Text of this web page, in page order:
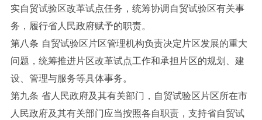
实自贸试验区改革试点任务，统筹协调自贸试验区有关事
务，履行省人民政府赋予的职责。
第八条 自贸试验区片区管理机构负责决定片区发展的重大
问题，统筹推进片区改革试点工作和承担片区的规划、建
设、管理与服务等具体事务。
第九条 省人民政府及其有关部门，自贸试验区片区所在市
人民政府及其有关部门应当按照各自职责，支持省自贸试